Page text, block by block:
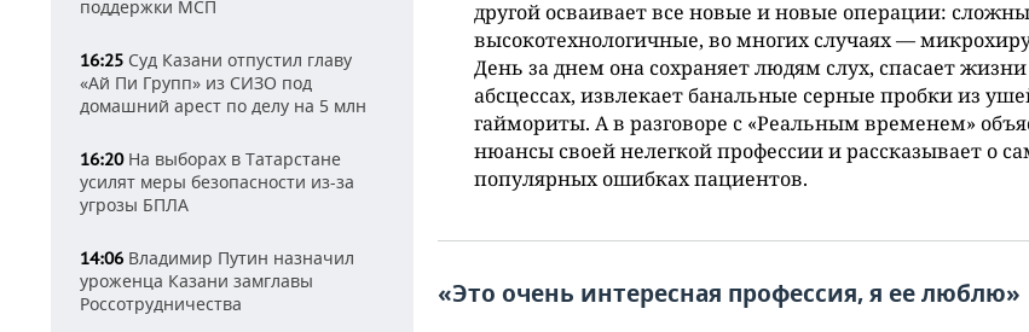
поддержки МСП
16:25 Суд Казани отпустил главу
«Ай Пи Групп» из СИЗО под
домашний арест по делу на 5 млн
16:20На выборах в Татарстане
усилят меры безопасности из-за
угрозы БПЛА
14:06 Владимир Путин назначил
уроженца Казани замглавы
Россотрудничества
другой осваивает все новые и новые операции:
высокотехнологичные, во многих случаях —
День за днем она сохраняет людям слух, спасает
абсцессах, извлекает банальные серные пробки из
гаймориты. А в разговоре с «Реальным временем»
нюансы своей нелегкой профессии и рассказывает о
популярных ошибках пациентов.
«Это очень интересная профессия, я ее люблю»